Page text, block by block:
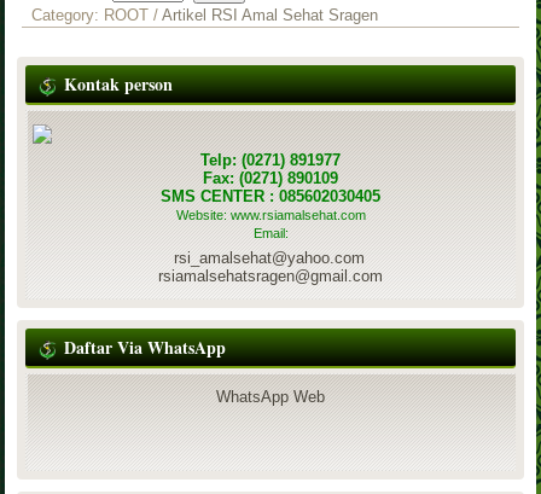
Category: ROOT /Artikel RSI Amal Sehat Sragen
Kontak person
Telp: (0271) 891977
Fax: (0271) 890109
SMS CENTER : 085602030405
Website: www.rsiamalsehat.com
Email:
rsi_amalsehat@yahoo.com
rsiamalsehatsragen@gmail.com
Daftar Via WhatsApp
WhatsApp Web